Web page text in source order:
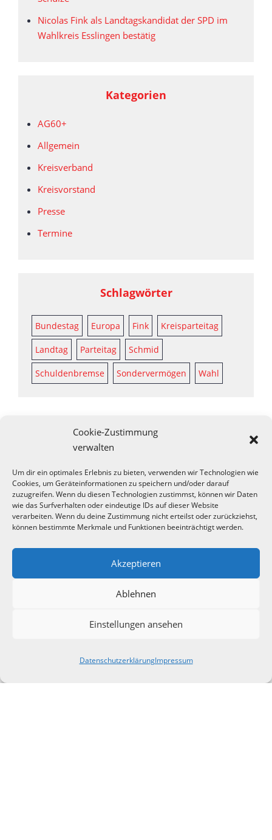
Cookie-Zustimmung
verwalten
Um dir ein optimales Erlebnis zu bieten, verwenden wir Technologien wie
Cookies, um Geräteinformationen zu speichern und/oder darauf
zuzugreifen. Wenn du diesen Technologien zustimmst, können wir Daten
wie das Surfverhalten oder eindeutige IDs auf dieser Website
verarbeiten. Wenn du deine Zustimmung nicht erteilst oder zurückziehst,
können bestimmte Merkmale und Funktionen beeinträchtigt werden.
Akzeptieren
Ablehnen
Einstellungen ansehen
DatenschutzerklärungImpressum
Nicolas Fink als Landtagskandidat der SPD im
Wahlkreis Esslingen bestätig
Kategorien
AG60+
Allgemein
Kreisverband
Kreisvorstand
Presse
Termine
Schlagwörter
Bundestag Europa Fink Kreisparteitag
Landtag Parteitag Schmid
Schuldenbremse Sondervermögen Wahl